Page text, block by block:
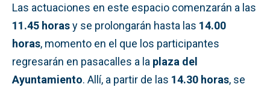
Las actuaciones en este espacio comenzarán a las
11.45 horasy se prolongarán hasta las 14.00
horas, momento en el que los participantes
regresarán en pasacalles a la plaza del
Ayuntamiento. Allí, a partir de las 14.30 horas, se